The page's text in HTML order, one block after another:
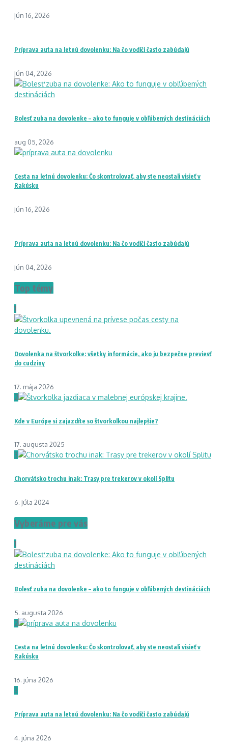
jún 16, 2026
Príprava auta na letnú dovolenku: Na čo vodiči často zabúdajú
jún 04, 2026
Bolesť zuba na dovolenke – ako to funguje v obľúbených destináciách
aug 05, 2026
Cesta na letnú dovolenku: Čo skontrolovať, aby ste neostali visieť v
Rakúsku
jún 16, 2026
Príprava auta na letnú dovolenku: Na čo vodiči často zabúdajú
jún 04, 2026
Top témy
1
Dovolenka na štvorkolke: všetky informácie, ako ju bezpečne previesť
do cudziny
17. mája 2026
2
Kde v Európe si zajazdíte so štvorkolkou najlepšie?
17. augusta 2025
3
Chorvátsko trochu inak: Trasy pre trekerov v okolí Splitu
6. júla 2024
Vyberáme pre vás
1
Bolesť zuba na dovolenke – ako to funguje v obľúbených destináciách
5. augusta 2026
2
Cesta na letnú dovolenku: Čo skontrolovať, aby ste neostali visieť v
Rakúsku
16. júna 2026
3
Príprava auta na letnú dovolenku: Na čo vodiči často zabúdajú
4. júna 2026